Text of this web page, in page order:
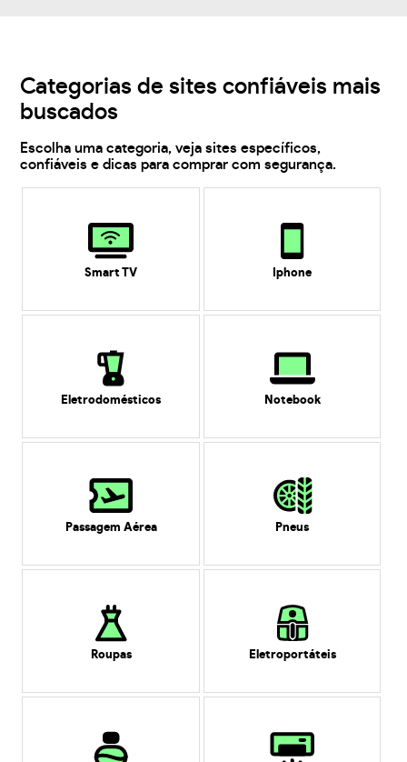
Categorias de sites confiáveis mais
buscados
Escolha uma categoria, veja sites específicos,
confiáveis e dicas para comprar com segurança.
Smart TV Iphone
Eletrodomésticos Notebook
Passagem Aérea Pneus
Roupas Eletroportáteis